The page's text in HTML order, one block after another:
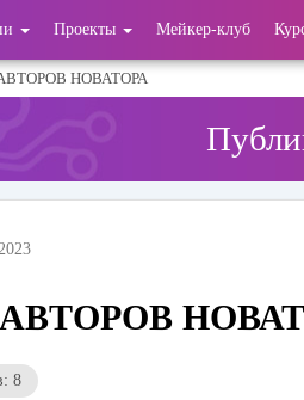
Проекты Мейкер-клуб
НОВАТОРА
8